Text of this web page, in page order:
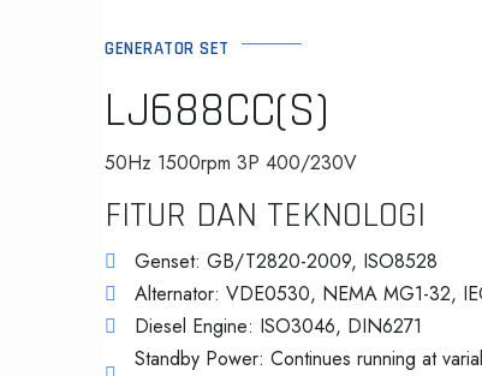
GENERATOR SET
LJ688CC(S)
50Hz 1500rpm 3P 400/230V
FITUR DAN TEKNOLOGI
Genset: GB/T2820-2009, ISO8528
Alternator: VDE0530, NEMA MG1-32,
Diesel Engine: ISO3046, DIN6271
Standby Power: Continues running at